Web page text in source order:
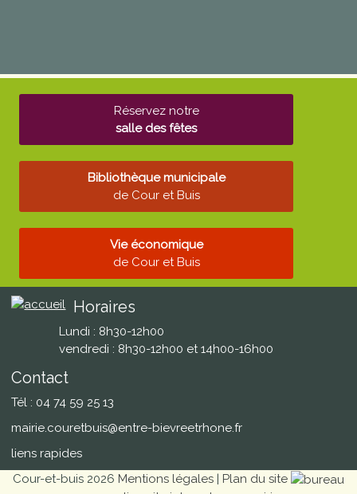
Réservez notre
salle des fêtes
Bibliothèque municipale
de Cour et Buis
Vie économique
de Cour et Buis
Horaires
Lundi : 8h30-12h00
vendredi : 8h30-12h00 et 14h00-16h00
Contact
Tél : 04 74 59 25 13
mairie.couretbuis@entre-bievreetrhone.fr
liens rapides
Cour-et-buis 2026 Mentions légales | Plan du site